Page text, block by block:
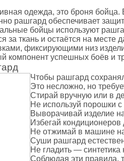
бокса
пояс сауна
одежда, это броня
рашгард обеспечивает
бойцы используют
за ткань и остаётся на
фиксирующими низ
компонент успешных боёв и
Чтобы рашгард
Это несложно, но
Стирай вручную или в
Не используй порошки
Выворачивай изделие
Избегай
Не отжимай в машине
Суши рашгард
Не гладить —
Соблюдая эти правила,